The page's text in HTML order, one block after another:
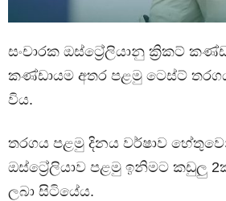
සංචාරක ඔස්ට්‍රේලියානු ක්‍රිකට්
කණ්ඩායම අතර පළමු ටෙස්ට්
විය.
තරගය පළමු දිනය වර්ෂාව
ඔස්ට්‍රේලියාව පළමු ඉනිමට කඩුලු
ලබා සිටියේය.